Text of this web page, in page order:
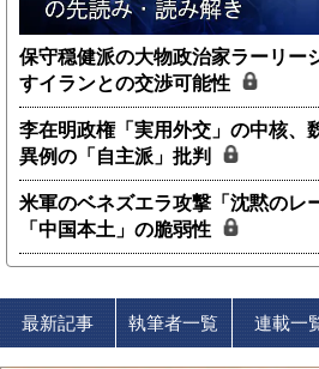
保守穏健派の大物政治家ラーリー
すイランとの交渉可能性
李在明政権「実用外交」の中核、
異例の「自主派」批判
米軍のベネズエラ攻撃「沈黙のレ
「中国本土」の脆弱性
最新記事 執筆者一覧 連載一